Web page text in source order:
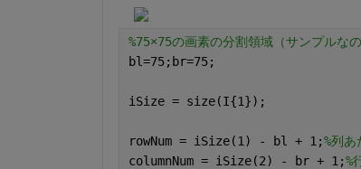
%75×75の画素の分割領域（サンプルな
bl=75;br=75;
iSize = size(I{1});
rowNum = iSize(1) - bl + 1;%列
columnNum = iSize(2) - br + 1;%